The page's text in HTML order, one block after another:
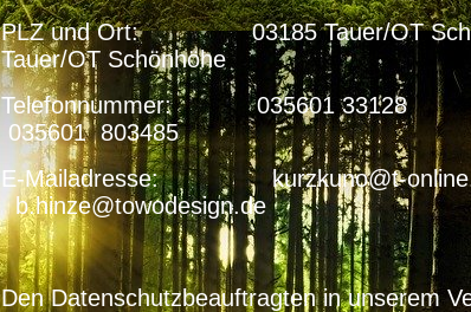
PLZ und Ort: 03185
Tauer/OT Schönhöhe
Telefonnummer:
035601 803485
E-Mailadresse:
b.hinze@towodesign.de
Den Datenschutzbeauftragten in unserem